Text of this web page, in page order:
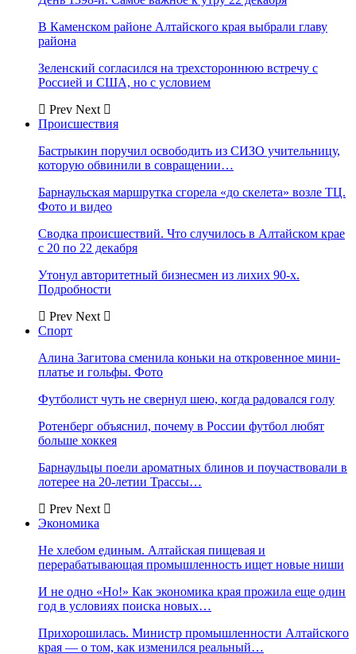
В Каменском районе Алтайского края выбрали главу
района
Зеленский согласился на трехстороннюю встречу с
Россией и США, но с условием
Prev Next
Происшествия
Бастрыкин поручил освободить из СИЗО учительницу,
которую обвинили в совращении…
Барнаульская маршрутка сгорела «до скелета» возле ТЦ.
Фото и видео
Сводка происшествий. Что случилось в Алтайском крае
с 20 по 22 декабря
Утонул авторитетный бизнесмен из лихих 90-х.
Подробности
Prev Next
Спорт
Алина Загитова сменила коньки на откровенное мини-
платье и гольфы. Фото
Футболист чуть не свернул шею, когда радовался голу
Ротенберг объяснил, почему в России футбол любят
больше хоккея
Барнаульцы поели ароматных блинов и поучаствовали в
лотерее на 20-летии Трассы…
Prev Next
Экономика
Не хлебом единым. Алтайская пищевая и
перерабатывающая промышленность ищет новые ниши
И не одно «Но!» Как экономика края прожила еще один
год в условиях поиска новых…
Прихорошилась. Министр промышленности Алтайского
края — о том, как изменился реальный…